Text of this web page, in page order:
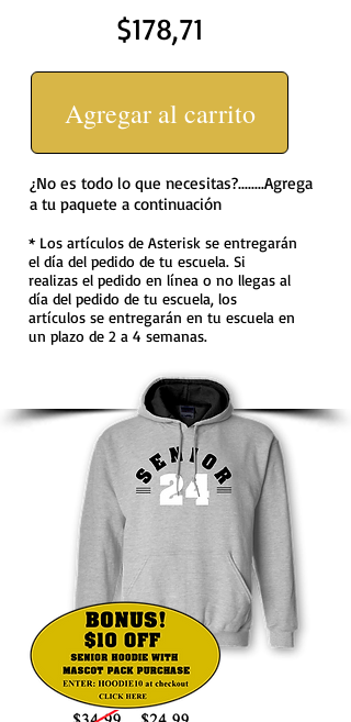
$178,71
Agregar al carrito
¿No es todo lo que necesitas?........Agrega
a tu paquete a continuación
* Los artículos de Asterisk se entregarán
el día del pedido de tu escuela. Si
realizas el pedido en línea o no llegas al
día del pedido de tu escuela, los
artículos se entregarán en tu escuela en
un plazo de 2 a 4 semanas.